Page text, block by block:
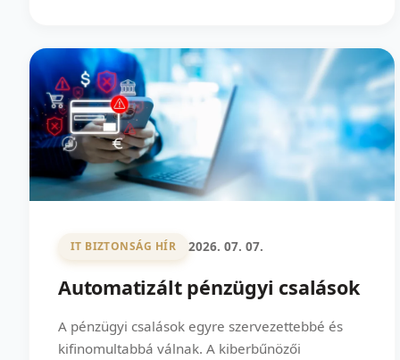
IT BIZTONSÁG HÍR 2026. 07. 07.
Automatizált pénzügyi csalások
A pénzügyi csalások egyre szervezettebbé és
kifinomultabbá válnak. A kiberbűnözői